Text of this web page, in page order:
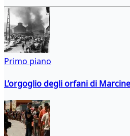
Primo piano
L’orgoglio degli orfani di